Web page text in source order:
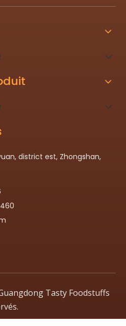
district est, Zhongshan,
Tasty Foodstuffs